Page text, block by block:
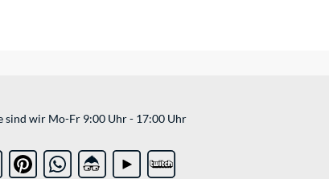
sind wir Mo-Fr 9:00 Uhr - 17:00 Uhr